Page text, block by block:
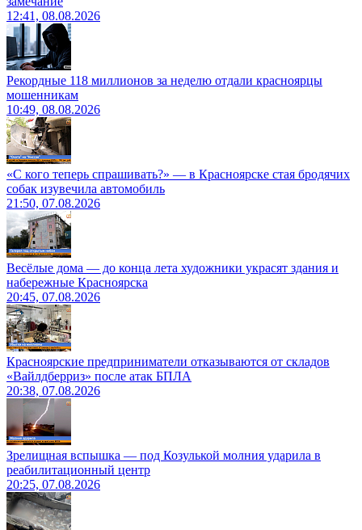
12:41, 08.08.2026
Рекордные 118 миллионов за неделю отдали красноярцы
мошенникам
10:49, 08.08.2026
«С кого теперь спрашивать?» — в Красноярске стая бродячих
собак изувечила автомобиль
21:50, 07.08.2026
Весёлые дома — до конца лета художники украсят здания и
набережные Красноярска
20:45, 07.08.2026
Красноярские предприниматели отказываются от складов
«Вайлдберриз» после атак БПЛА
20:38, 07.08.2026
Зрелищная вспышка — под Козулькой молния ударила в
реабилитационный центр
20:25, 07.08.2026